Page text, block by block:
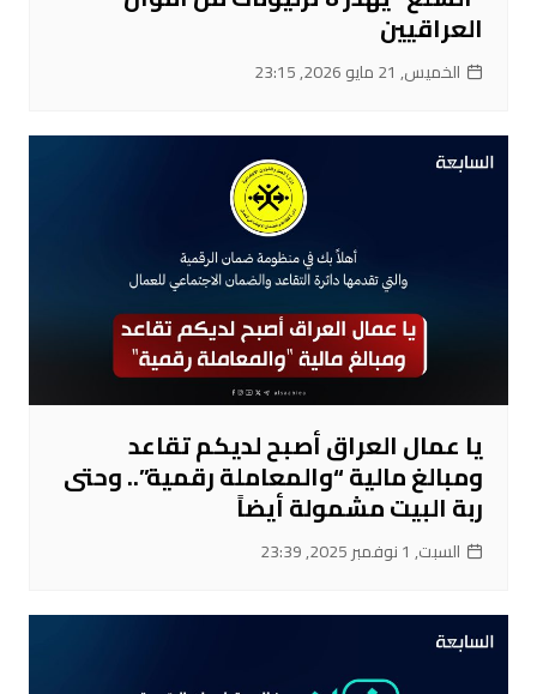
العراقيين
الخميس, 21 مايو 2026, 23:15
يا عمال العراق أصبح لديكم تقاعد
ومبالغ مالية “والمعاملة رقمية”.. وحتى
ربة البيت مشمولة أيضاً
السبت, 1 نوفمبر 2025, 23:39